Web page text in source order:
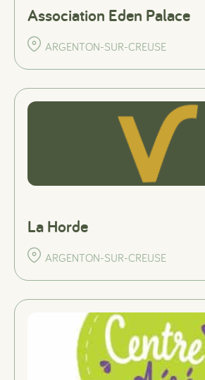
Association Eden Palace
ARGENTON-SUR-CREUSE
La Horde
ARGENTON-SUR-CREUSE